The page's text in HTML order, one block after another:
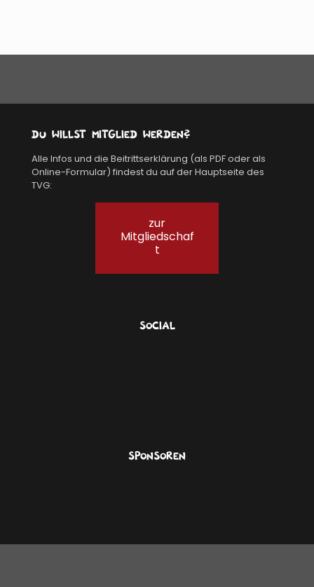
Du willst Mitglied werden?
Alle Infos und die Beitrittserklärung (als PDF oder als
Online-Formular) findest du auf der Hauptseite des
TVG:
zur
Mitgliedschaf
t
Social
Sponsoren